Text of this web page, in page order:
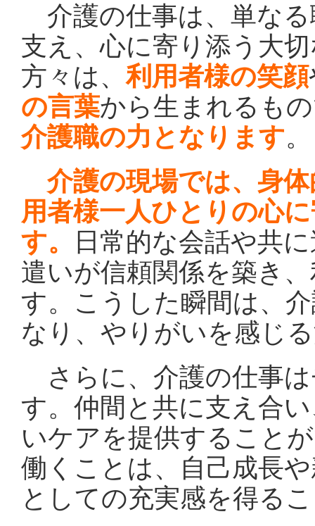
介護の仕事は、単な
支え、心に寄り添う大
方々は、利用者様の笑顔
の言葉から生まれるも
介護職の力となります。
介護の現場では、身
用者様一人ひとりの心
す。
日常的な会話や共
遣いが信頼関係を築き
す。こうした瞬間は、
なり、やりがいを感じ
さらに、介護の仕事
す。仲間と共に支え合
いケアを提供すること
働くことは、自己成長
としての充実感を得る